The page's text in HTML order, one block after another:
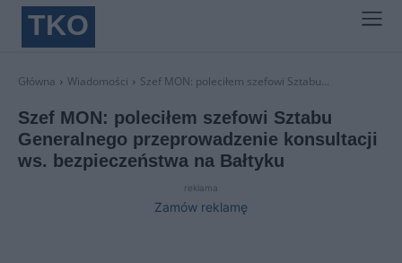
TKO
Główna Wiadomości Szef MON: poleciłem szefowi Sztabu...
Szef MON: poleciłem szefowi Sztabu
Generalnego przeprowadzenie konsultacji
ws. bezpieczeństwa na Bałtyku
reklama
Zamów reklamę